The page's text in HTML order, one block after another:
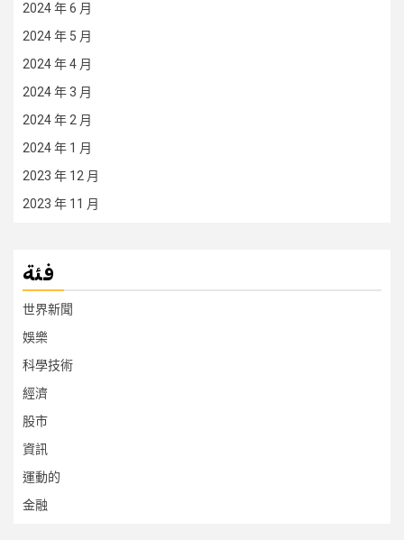
2024 年 6 月
2024 年 5 月
2024 年 4 月
2024 年 3 月
2024 年 2 月
2024 年 1 月
2023 年 12 月
2023 年 11 月
فئة
世界新聞
娛樂
科學技術
經濟
股市
資訊
運動的
金融